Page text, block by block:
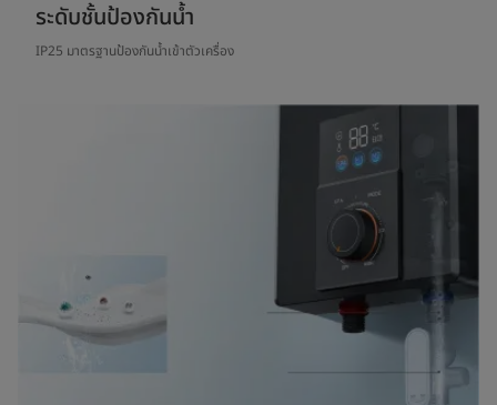
ระดับชั้นป้องกันน้ำ
IP25 มาตรฐานป้องกันน้ำเข้าตัวเครื่อง